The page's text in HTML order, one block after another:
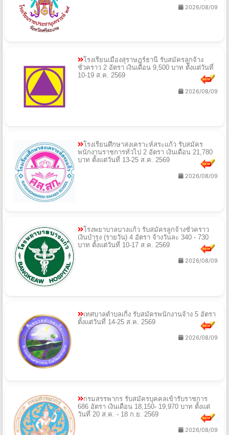
2026/08/09
โรงเรียนเมืองสุราษฎร์ธานี รับสมัครลูกจ้าง
ชั่วคราว 2 อัตรา เงินเดือน 9,500 บาท ตั้งแต่วันที่
10-19 ส.ค. 2569
2026/08/09
โรงเรียนศึกษาสงเคราะห์สระแก้ว รับสมัคร
พนักงานราชการทั่วไป 2 อัตรา เงินเดือน 21,780
บาท ตั้งแต่วันที่ 13-25 ส.ค. 2569
2026/08/09
โรงพยาบาลบางแก้ว รับสมัครลูกจ้างชั่วคราว
เงินบำรุง (รายวัน) 4 อัตรา จ้างวันละ 340 - 730
บาท ตั้งแต่วันที่ 10-17 ส.ค. 2569
2026/08/09
เทศบาลตำบลเกิ้ง รับสมัครพนักงานจ้าง 5 อัตรา
ตั้งแต่วันที่ 14-25 ส.ค. 2569
2026/08/09
กรมสรรพากร รับสมัครบุคคลเข้ารับราชการ
686 อัตรา เงินเดือน 18,150- 19,970 บาท ตั้งแต่
วันที่ 20 ส.ค. - 18 ก.ย. 2569
2026/08/09